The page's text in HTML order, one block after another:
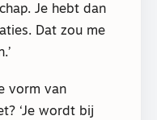
Je hebt dan
Dat zou me
vorm van
‘Je wordt bij